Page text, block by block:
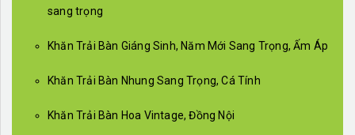
sang trọng
Khăn Trải Bàn Giáng Sinh, Năm Mới Sang Trọng, Ấm Áp
Khăn Trải Bàn Nhung Sang Trọng, Cá Tính
Khăn Trải Bàn Hoa Vintage, Đồng Nội